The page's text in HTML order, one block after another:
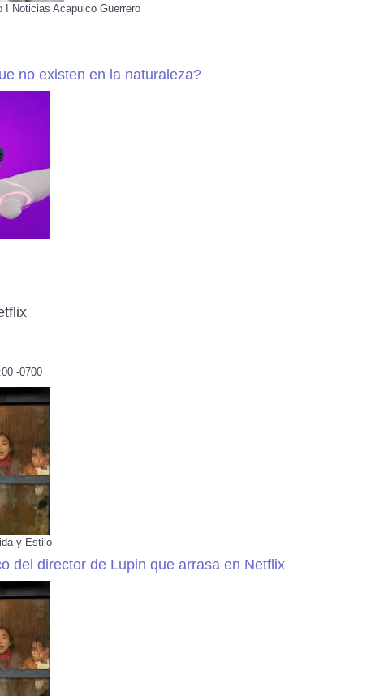
Noticias Acapulco Guerrero
no existen en la naturaleza?
-0700
y Estilo
del director de Lupin que arrasa en Netflix